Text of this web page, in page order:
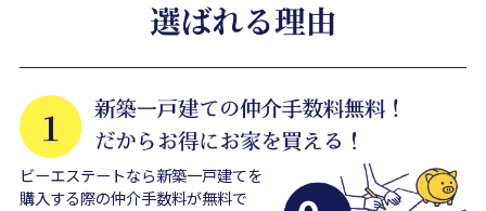
ビーエステートなら新築一戸建てを
購入する際の仲介手数料が無料で